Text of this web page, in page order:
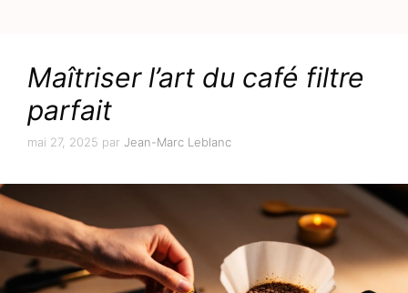
Maîtriser l’art du café filtre
parfait
mai 27, 2025 par Jean-Marc Leblanc